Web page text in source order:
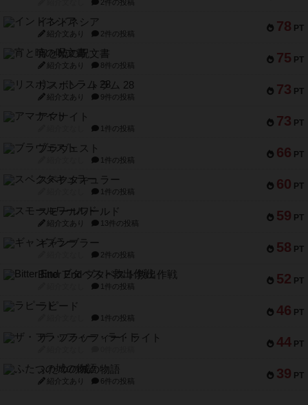
2件の投稿
78 PT
インドネシア
紹介文あり 2件の投稿
75 PT
宵と暁の呪文書
紹介文あり 8件の投稿
73 PT
リスボン・トラム 28
紹介文あり 9件の投稿
73 PT
アマナイト
1件の投稿
66 PT
ブラヴェスト
1件の投稿
60 PT
スペクタキュラー
1件の投稿
59 PT
スモールワールド
紹介文あり 13件の投稿
58 PT
ギャンブラー
2件の投稿
52 PT
Bitter End ブタペスト救出作戦
1件の投稿
46 PT
ラピード
1件の投稿
44 PT
ザ・フラッフィー・ライト
39 PT
ふたつの城の物語
紹介文あり 6件の投稿